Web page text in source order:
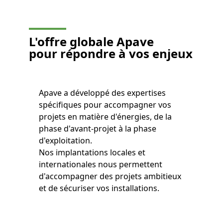
L'offre globale Apave
pour répondre à vos enjeux
Apave a développé des expertises
spécifiques pour accompagner vos
projets en matière d'énergies, de la
phase d'avant-projet à la phase
d'exploitation.
Nos implantations locales et
internationales nous permettent
d'accompagner des projets ambitieux
et de sécuriser vos installations.